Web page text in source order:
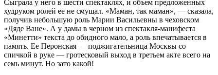
Сыграла у него в шести спектаклях, и объем предложенных
худруком ролей ее не смущал. «Маман, так маман», — сказала,
получив небольшую роль Марии Васильевны в чеховском
«Дяде Ване». А у дамы в черном из спектакля-манифеста
«Минетти» текста до обидного мало, а роль впечатывается в
память. Ее Перонская — поджигательница Москвы со
спичкой в руке — гротесковый выход в третьем акте всего на
семь минут. Но зато какой!